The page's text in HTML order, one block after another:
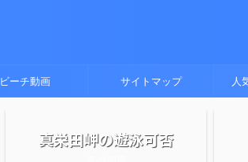
ビーチ動画 サイトマップ 人
真栄田岬の遊泳可否